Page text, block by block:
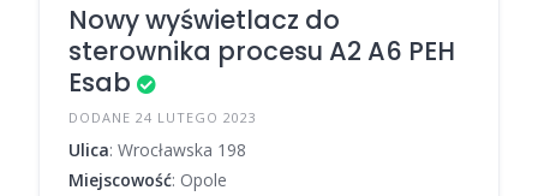
Nowy wyświetlacz do
sterownika procesu A2 A6 PEH
Esab
DODANE 24 LUTEGO 2023
Ulica: Wrocławska 198
Miejscowość: Opole